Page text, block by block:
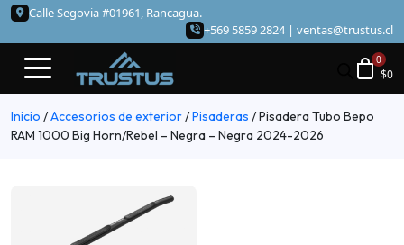
Calle Segovia #01961, Rancagua.
+569 5859 2824 | ventas@trustus.cl
$0
Inicio /Accesorios de exterior/Pisaderas /Pisadera Tubo Bepo
RAM 1000 Big Horn/Rebel – Negra – Negra 2024-2026